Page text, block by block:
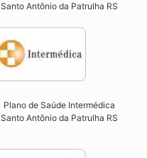
Santo Antônio da Patrulha RS​
Plano de Saúde Intermédica
Santo Antônio da Patrulha RS